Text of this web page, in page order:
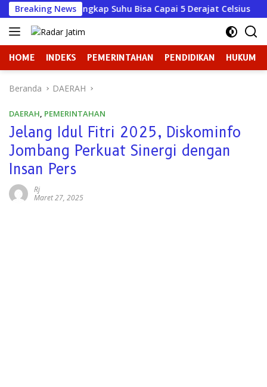
Langsung
ke
konten
Breaking News
BKSDA Ungkap Suhu Bisa Capai 5 Derajat Celsius
HOME INDEKS PEMERINTAHAN PENDIDIKAN HUKUM
Beranda DAERAH
DAERAH, PEMERINTAHAN
Jelang Idul Fitri 2025, Diskominfo
Jombang Perkuat Sinergi dengan
Insan Pers
Rj
Maret 27, 2025